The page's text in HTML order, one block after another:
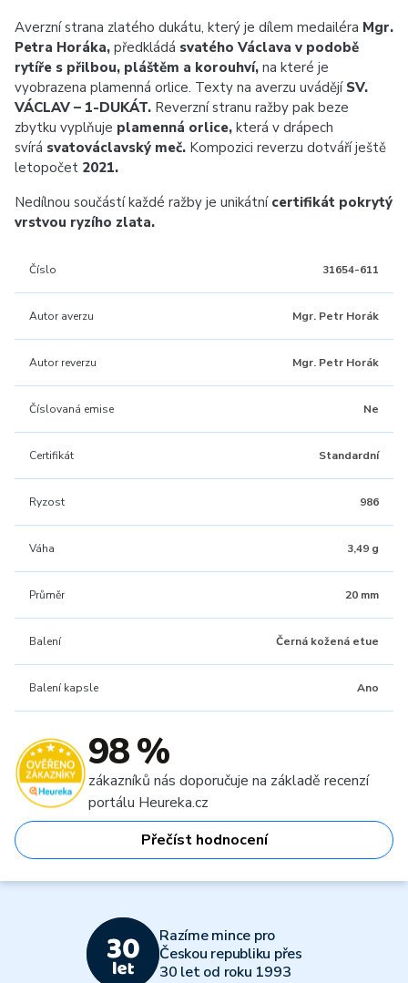
Averzní strana zlatého dukátu, který je dílem medailéra Mgr.
Petra Horáka, předkládá svatého Václava v podobě
rytíře s přilbou, pláštěm a korouhví, na které je
vyobrazena plamenná orlice. Texty na averzu uvádějí SV.
VÁCLAV – 1-DUKÁT. Reverzní stranu ražby pak beze
zbytku vyplňuje plamenná orlice, která v drápech
svírá svatováclavský meč. Kompozici reverzu dotváří ještě
letopočet 2021.
Nedílnou součástí každé ražby je unikátní certifikát pokrytý
vrstvou ryzího zlata.
Číslo 31654-611
Autor averzu Mgr. Petr Horák
Autor reverzu Mgr. Petr Horák
Číslovaná emise Ne
Certifikát Standardní
Ryzost 986
Váha 3,49 g
Průměr 20 mm
Balení Černá kožená etue
Balení kapsle Ano
98 %
zákazníků nás doporučuje na základě recenzí
portálu Heureka.cz
Přečíst hodnocení
Razíme mince pro
Českou republiku přes
30 let od roku 1993